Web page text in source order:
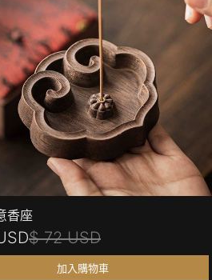
香座
$ 72 USD
加入購物車